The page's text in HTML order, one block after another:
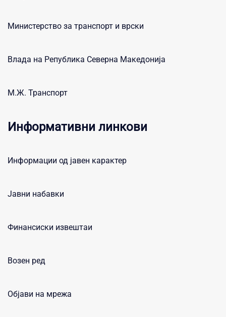
Министерство за транспорт и врски
Влада на Република Северна Македонија
М.Ж. Транспорт
Информативни линкови
Информации од јавен карактер
Јавни набавки
Финансиски извештаи
Возен ред
Објави на мрежа